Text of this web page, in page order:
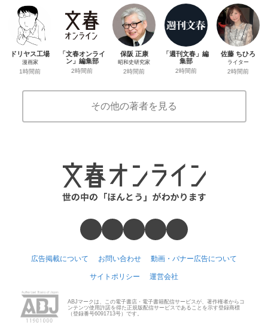
ドリヤス工場
漫画家
1時間前
「文春オンライ
ン」編集部
2時間前
保阪 正康
昭和史研究家
2時間前
「週刊文春」編
集部
2時間前
佐藤 ちひろ
ライター
2時間前
その他の著者を見る
広告掲載について お問い合わせ 動画・バナー広告について
サイトポリシー 運営会社
ABJマークは、この電子書店・電子書籍配信サービスが、著作権者からコ
ンテンツ使用許諾を得た正規版配信サービスであることを示す登録商標
（登録番号6091713号）です。